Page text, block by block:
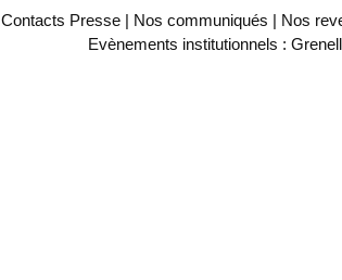
Contacts Presse | Nos communiqués | Nos
Evènements institutionnels :